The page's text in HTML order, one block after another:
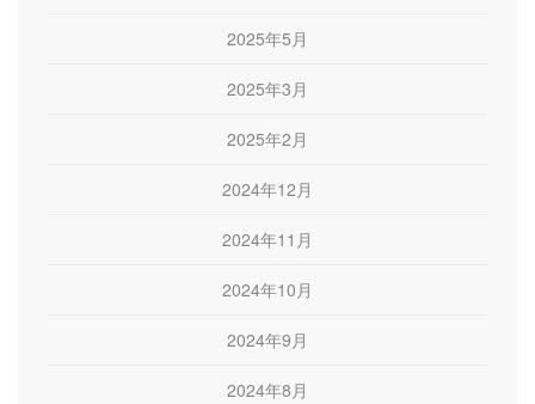
2025年5月
2025年3月
2025年2月
2024年12月
2024年11月
2024年10月
2024年9月
2024年8月